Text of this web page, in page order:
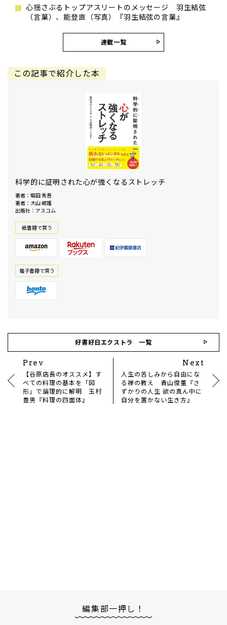
心揺さぶるトップアスリートのメッセージ 羽生結弦
（言葉）、能登直（写真）『羽生結弦の言葉』
連載一覧
この記事で紹介した本
科学的に証明された心が強くなるストレッチ
著者：堀田 秀吾
著者：大山 峻護
出版社：アスコム
紙書籍で買う
電⼦書籍で買う
好書好日エクストラ 一覧
Prev
【谷原店長のオススメ】す
べての料理の基本を「図
形」で論理的に解明 玉村
豊男『料理の四面体』
Next
人生の苦しみから自由にな
る禅の教え 青山俊董『さ
ずかりの人生 欲の真ん中に
自分を置かない生き方』
編集部一押し！